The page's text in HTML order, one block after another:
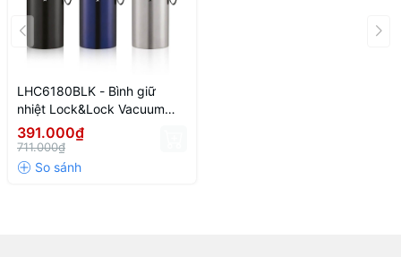
LHC6180BLK - Bình giữ
nhiệt Lock&Lock Vacuum
Bottle 800ml bằng thép
không gỉ - Màu đen
391.000₫
711.000₫